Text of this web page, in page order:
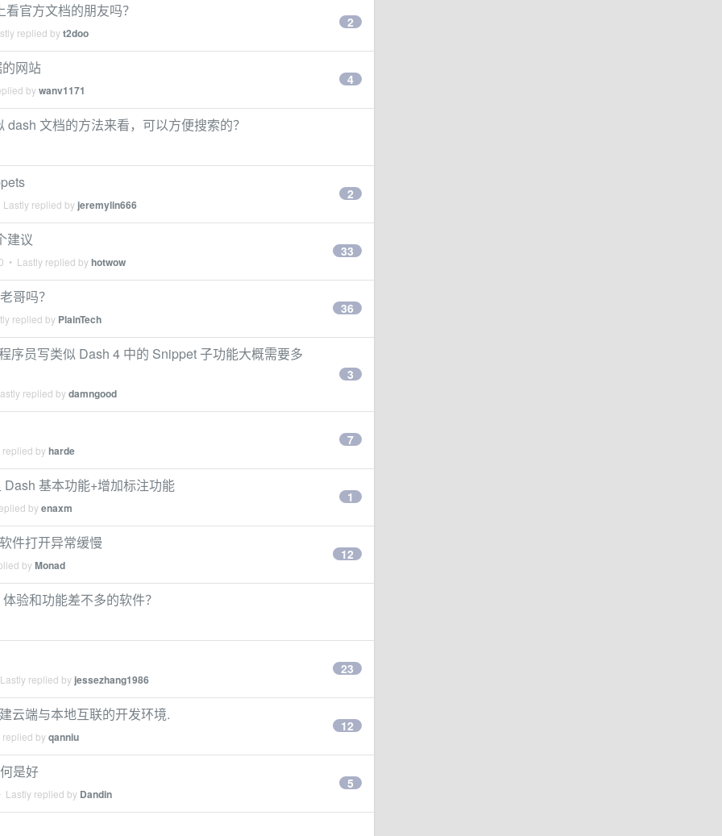
官方文档的朋友吗？
replied byt2doo
2
网站
bywanv1171
4
文档的方法来看，可以方便搜索的？
replied by jeremylin666
2
建议
• Lastly replied byhotwow
33
哥吗？
replied by PlainTech
36
序员写类似 Dash 4 中的 Snippet 子功能大概需要多
replied bydamngood
3
byharde
7
基本功能+增加标注功能
byenaxm
1
件打开异常缓慢
byMonad
12
验和功能差不多的软件？
replied by jessezhang1986
23
云端与本地互联的开发环境.
byqanniu
12
是好
replied by Dandin
5